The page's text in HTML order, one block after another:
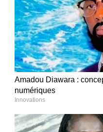
Amadou Diawara :
numériques
Innovations